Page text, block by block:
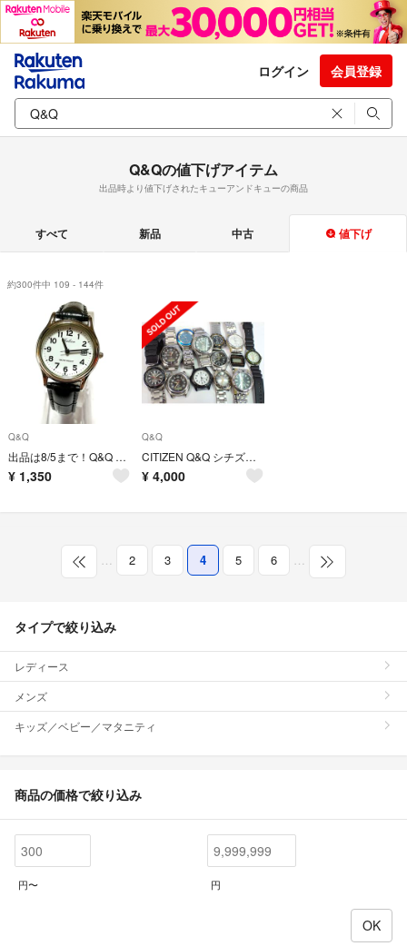
ログイン 会員登録
Q&Qの値下げアイテム
出品時より値下げされたキューアンドキューの商品
すべて 新品 中古 値下げ
約300件中 109 - 144件
Q&Q
出品は8/5まで！Q&Q レディース腕時計 2015
¥ 1,350
Q&Q
CITIZEN Q&Q シチズン キューアンドキュー 腕時計 14点
¥ 4,000
… 2 3 4 5 6 …
タイプで絞り込み
レディース
メンズ
キッズ／ベビー／マタニティ
商品の価格で絞り込み
円〜 円